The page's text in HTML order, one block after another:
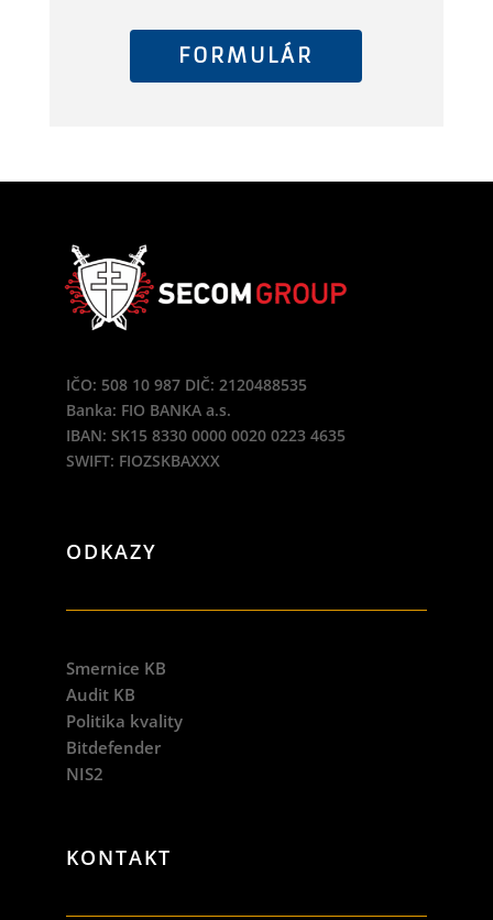
FORMULÁR
IČO: 508 10 987 DIČ: 2120488535
Banka: FIO BANKA a.s.
IBAN: SK15 8330 0000 0020 0223 4635
SWIFT: FIOZSKBAXXX
ODKAZY
Smernice KB
Audit KB
Politika kvality
Bitdefender
NIS2
KONTAKT